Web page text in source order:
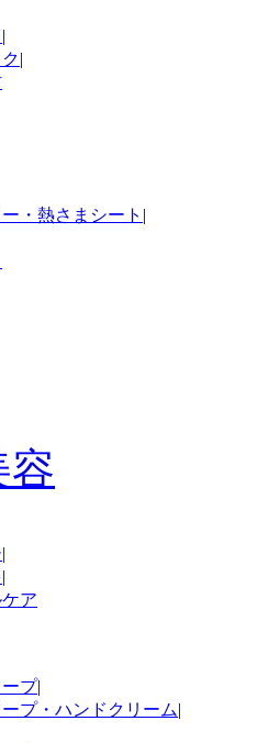
|
|
・熱さまシート |
容
|
|
ア
プ|
プ・ハンドクリーム|